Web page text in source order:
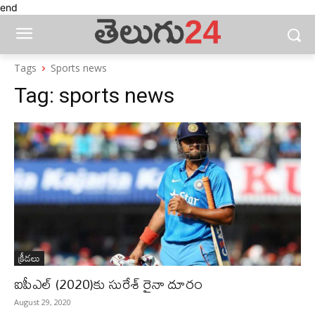
end
Tags Sports news
Tag: sports news
క్రీడలు
ఐపీఎల్ (2020)‌కు సురేశ్‌ రైనా దూరం
August 29, 2020